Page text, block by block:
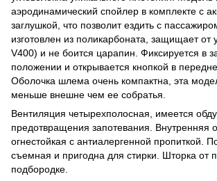
аэродинамический спойлер в комплекте с
заглушкой, что позволит ездить с
изготовлен из поликарбоната, защищает от
V400) и не боится царапин. Фиксируется в
положении и открывается кнопкой в
Оболочка шлема очень компактна, эта
меньше внешне чем ее собратья.
Вентиляция четырехполосная, имеется
предотвращения запотевания. Внутренняя
огнестойкая с антиалергенной пропиткой.
съемная и пригодна для стирки. Шторка от
подбородке.